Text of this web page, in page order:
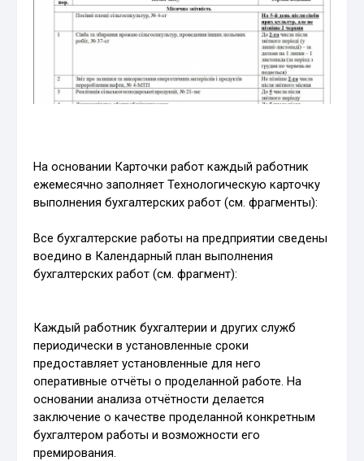
На основании Карточки работ каждый работник
ежемесячно заполняет Технологическую карточку
выполнения бухгалтерских работ (см. фрагменты):
Все бухгалтерские работы на предприятии сведены
воедино в Календарный план выполнения
бухгалтерских работ (см. фрагмент):
Каждый работник бухгалтерии и других служб
периодически в установленные сроки
предоставляет установленные для него
оперативные отчёты о проделанной работе. На
основании анализа отчётности делается
заключение о качестве проделанной конкретным
бухгалтером работы и возможности его
премирования.